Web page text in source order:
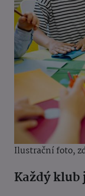
Ilustrační foto,
Každý